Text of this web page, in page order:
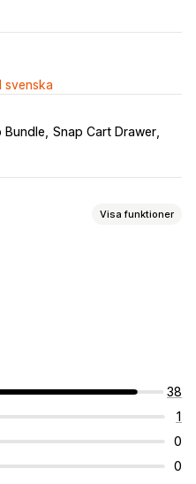
svenska
Bundle Snap Cart Drawer
Visa funktioner
38
1
0
0